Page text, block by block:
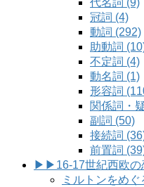
冠詞 (4)
動詞 (292)
助動詞
不定詞 (4)
動名詞 (1)
形容詞
関係詞・
副詞 (50)
接続詞
前置詞
▶▶16-17世紀西欧
ミルトンをめ